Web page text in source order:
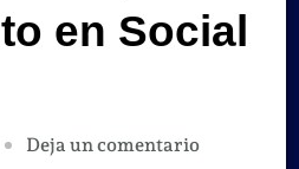
en Social
Deja un comentarioen